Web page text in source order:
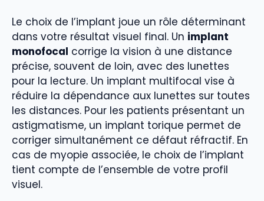
Le choix de l’implant joue un rôle déterminant
dans votre résultat visuel final. Un implant
monofocal corrige la vision à une distance
précise, souvent de loin, avec des lunettes
pour la lecture. Un implant multifocal vise à
réduire la dépendance aux lunettes sur toutes
les distances. Pour les patients présentant un
astigmatisme, un implant torique permet de
corriger simultanément ce défaut réfractif. En
cas de myopie associée, le choix de l’implant
tient compte de l’ensemble de votre profil
visuel.